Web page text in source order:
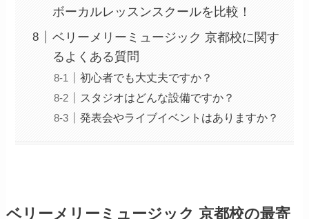
ボーカルレッスンスクールを比較！
ベリーメリーミュージック 京都校に関す
るよくある質問
初心者でも大丈夫ですか？
スタジオはどんな設備ですか？
発表会やライブイベントはありますか？
ベリーメリーミュージック 京都校の最寄